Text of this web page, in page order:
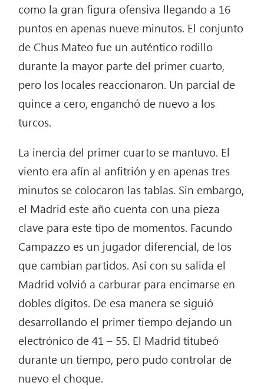
como la gran figura ofensiva llegando a 16
puntos en apenas nueve minutos. El conjunto
de Chus Mateo fue un auténtico rodillo
durante la mayor parte del primer cuarto,
pero los locales reaccionaron. Un parcial de
quince a cero, enganchó de nuevo a los
turcos.
La inercia del primer cuarto se mantuvo. El
viento era afín al anfitrión y en apenas tres
minutos se colocaron las tablas. Sin embargo,
el Madrid este año cuenta con una pieza
clave para este tipo de momentos. Facundo
Campazzo es un jugador diferencial, de los
que cambian partidos. Así con su salida el
Madrid volvió a carburar para encimarse en
dobles dígitos. De esa manera se siguió
desarrollando el primer tiempo dejando un
electrónico de 41 – 55. El Madrid titubeó
durante un tiempo, pero pudo controlar de
nuevo el choque.